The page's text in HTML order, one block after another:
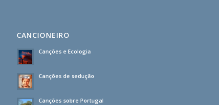
CANCIONEIRO
Canções e Ecologia
Canções de sedução
Canções sobre Portugal